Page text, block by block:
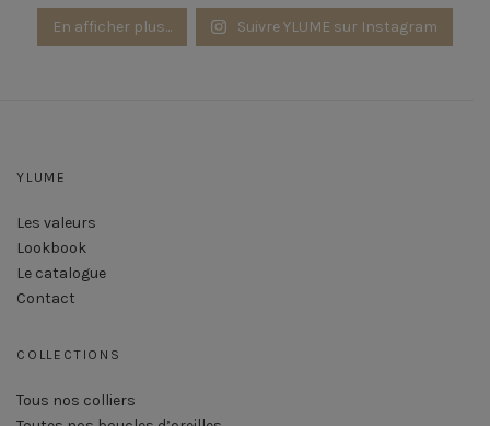
En afficher plus... Suivre YLUME sur Instagram
YLUME
Les valeurs
Lookbook
Le catalogue
Contact
COLLECTIONS
Tous nos colliers